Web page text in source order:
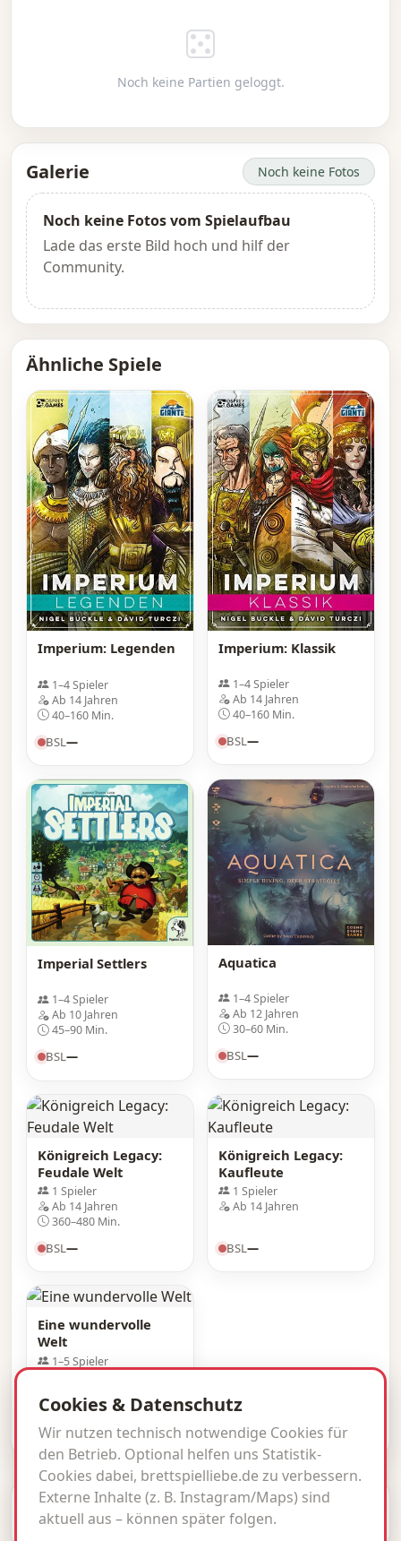
Noch keine Partien geloggt.
Galerie Noch keine Fotos
Noch keine Fotos vom Spielaufbau
Lade das erste Bild hoch und hilf der
Community.
Ähnliche Spiele
Imperium: Legenden
1–4 Spieler
Ab 14 Jahren
40–160 Min.
BSL—
Imperium: Klassik
1–4 Spieler
Ab 14 Jahren
40–160 Min.
BSL—
Imperial Settlers
1–4 Spieler
Ab 10 Jahren
45–90 Min.
BSL—
Aquatica
1–4 Spieler
Ab 12 Jahren
30–60 Min.
BSL—
Königreich Legacy:
Feudale Welt
1 Spieler
Ab 14 Jahren
360–480 Min.
BSL—
Königreich Legacy:
Kaufleute
1 Spieler
Ab 14 Jahren
BSL—
Eine wundervolle
Welt
1–5 Spieler
© 2026 brettspielliebe.de · BSL inside.
ImpressumDatenschutzKontakt
Cookies & Datenschutz
Wir nutzen technisch notwendige Cookies für
den Betrieb. Optional helfen uns Statistik-
Cookies dabei, brettspielliebe.de zu verbessern.
Externe Inhalte (z. B. Instagram/Maps) sind
aktuell aus – können später folgen.